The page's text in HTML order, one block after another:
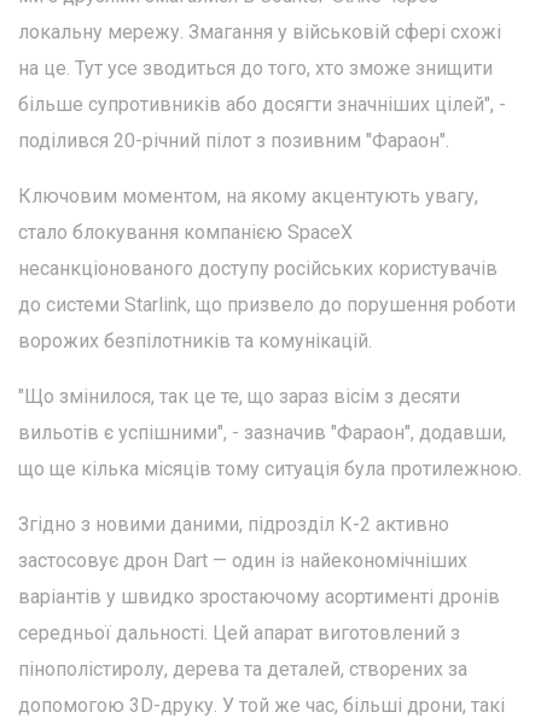
локальну мережу. Змагання у військовій сфері схожі
на це. Тут усе зводиться до того, хто зможе знищити
більше супротивників або досягти значніших цілей", -
поділився 20-річний пілот з позивним "Фараон".
Ключовим моментом, на якому акцентують увагу,
стало блокування компанією SpaceX
несанкціонованого доступу російських користувачів
до системи Starlink, що призвело до порушення роботи
ворожих безпілотників та комунікацій.
"Що змінилося, так це те, що зараз вісім з десяти
вильотів є успішними", - зазначив "Фараон", додавши,
що ще кілька місяців тому ситуація була протилежною.
Згідно з новими даними, підрозділ К-2 активно
застосовує дрон Dart — один із найекономічніших
варіантів у швидко зростаючому асортименті дронів
середньої дальності. Цей апарат виготовлений з
пінополістиролу, дерева та деталей, створених за
допомогою 3D-друку. У той же час, більші дрони, такі